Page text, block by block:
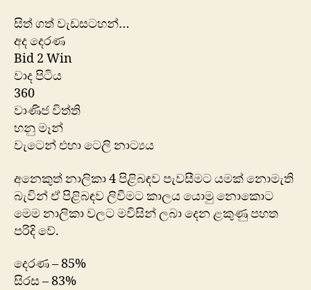
සිත් ගත් වැඩසටහන්…
අද දෙරණ
Bid 2 Win
වාද පිටිය
360
වාණිජ විත්ති
හනු මෑන්
වැ‍ටෙන් එහා ටෙලි නාට්‍යය
අනෙකුත් නාලිකා 4 පිළිබඳව පැවසීමට යමක් නොමැති
බැවින් ඒ පිළිබඳව ලිවීමට කාලය යොමු නොකොට
මෙම නාලිකා වලට මවිසින් ලබා දෙන ළකුණු පහත
පරිදි වේ.
දෙරණ – 85%
සිරස – 83%